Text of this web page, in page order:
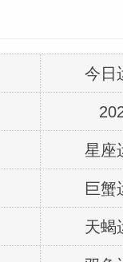
今日
星座
巨蟹
天蝎